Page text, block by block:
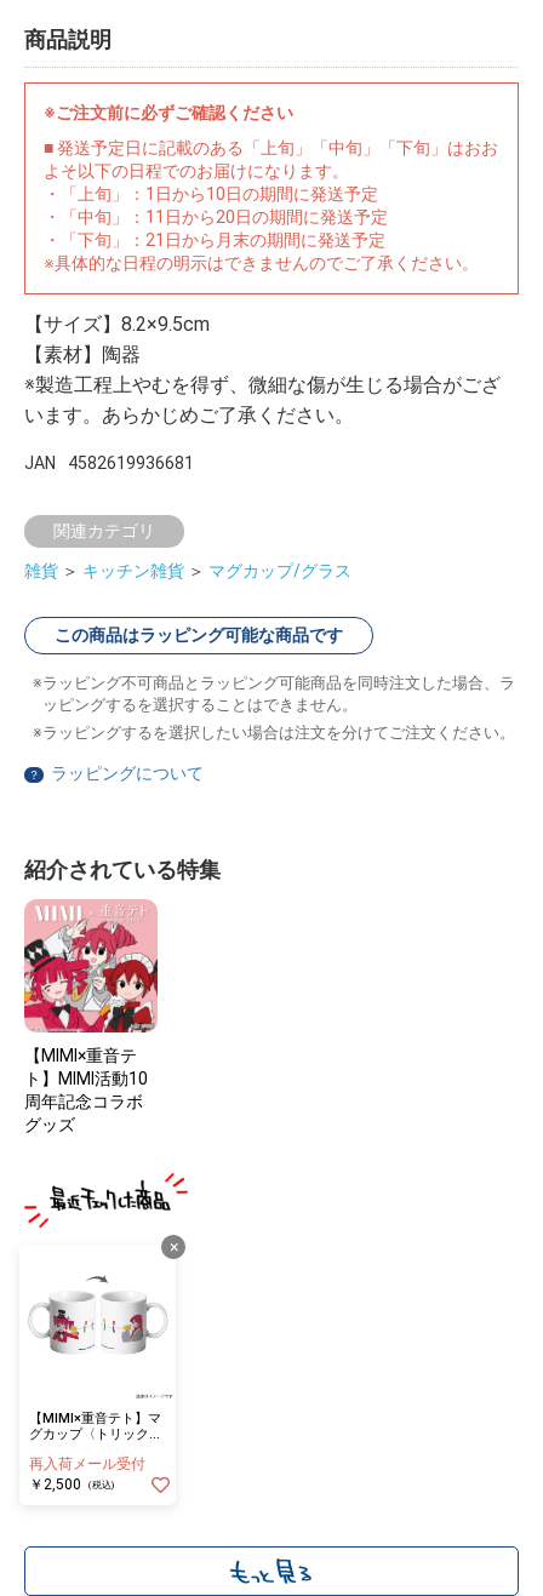
商品説明
※ご注文前に必ずご確認ください
■ 発送予定日に記載のある「上旬」「中旬」「下旬」はおお
よそ以下の日程でのお届けになります。
・「上旬」：1日から10日の期間に発送予定
・「中旬」：11日から20日の期間に発送予定
・「下旬」：21日から月末の期間に発送予定
※具体的な日程の明示はできませんのでご了承ください。
【サイズ】8.2×9.5cm
【素材】陶器
※製造工程上やむを得ず、微細な傷が生じる場合がござ
います。あらかじめご了承ください。
JAN 4582619936681
関連カテゴリ
雑貨 ＞ キッチン雑貨 ＞ マグカップ/グラス
この商品はラッピング可能な商品です
ラッピング不可商品とラッピング可能商品を同時注文した場合、ラ
ッピングするを選択することはできません。
ラッピングするを選択したい場合は注文を分けてご注文ください。
？ ラッピングについて
紹介されている特集
【MIMI×重音テ
ト】MIMI活動10
周年記念コラボ
グッズ
×
【MIMI×重音テト】マ
グカップ〈トリックハ
再入荷メール受付
￥2,500
(税込)
イラストレ
ーター
アダルトグ
ッズ